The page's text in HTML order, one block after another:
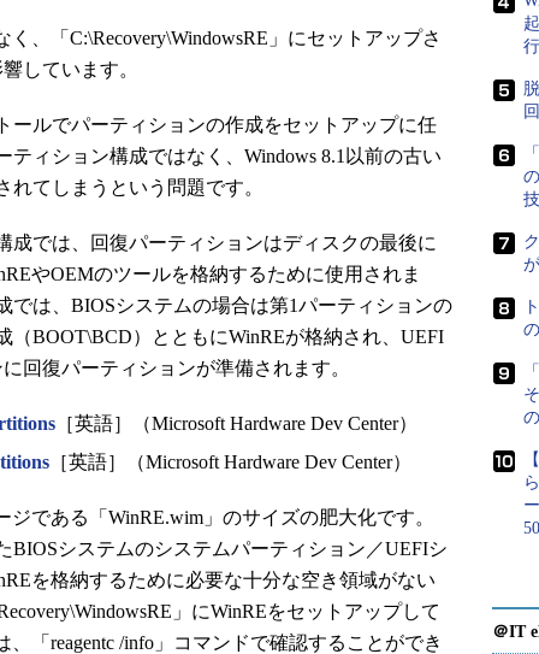
、「C:\Recovery\WindowsRE」にセットアップさ
しています。
ルでパーティションの作成をセットアップに任
ティション構成ではなく、Windows 8.1以前の古い
てしまうという問題です。
では、回復パーティションはディスクの最後に
やOEMのツールを格納するために使用されま
では、BIOSシステムの場合は第1パーティションの
（BOOT\BCD）とともにWinREが格納され、UEFI
回復パーティションが準備されます。
［英語］（Microsoft Hardware Dev Center）
［英語］（Microsoft Hardware Dev Center）
である「WinRE.wim」のサイズの肥大化です。
BIOSシステムのシステムパーティション／UEFIシ
を格納するために必要な十分な空き領域がない
」にWinREをセットアップして
「reagentc /info」コマンドで確認することができ
＠IT